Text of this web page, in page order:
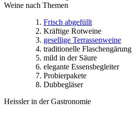
Weine nach Themen
Frisch abgefüllt
Kräftige Rotweine
gesellige Terrassenweine
traditionelle Flaschengärung
mild in der Säure
elegante Essensbegleiter
Probierpakete
Dubbegläser
Heissler in der Gastronomie